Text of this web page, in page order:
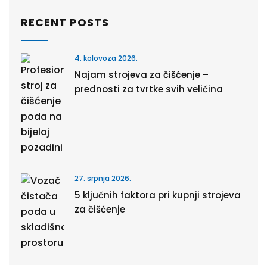
RECENT POSTS
4. kolovoza 2026.
Najam strojeva za čišćenje –
prednosti za tvrtke svih veličina
27. srpnja 2026.
5 ključnih faktora pri kupnji strojeva
za čišćenje